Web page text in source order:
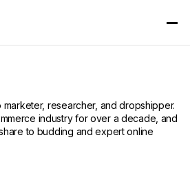
researcher, and dropshipper.
industry for over a decade, and
to budding and expert online